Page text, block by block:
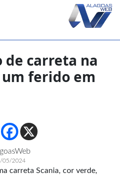
de carreta na
um ferido em
05/2024
carreta Scania, cor verde,